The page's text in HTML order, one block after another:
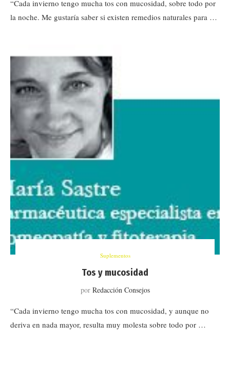
“Cada invierno tengo mucha tos con mucosidad, sobre todo por
la noche. Me gustaría saber si existen remedios naturales para …
Suplementos
Tos y mucosidad
por Redacción Consejos
“Cada invierno tengo mucha tos con mucosidad, y aunque no
deriva en nada mayor, resulta muy molesta sobre todo por …